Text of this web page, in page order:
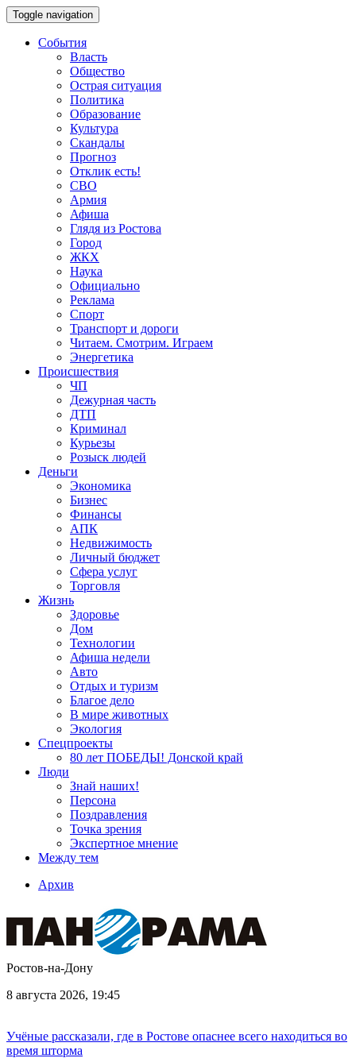
Toggle navigation
События
Власть
Общество
Острая ситуация
Политика
Образование
Культура
Скандалы
Прогноз
Отклик есть!
СВО
Армия
Афиша
Глядя из Ростова
Город
ЖКХ
Наука
Официально
Реклама
Спорт
Транспорт и дороги
Читаем. Смотрим. Играем
Энергетика
Происшествия
ЧП
Дежурная часть
ДТП
Криминал
Курьезы
Розыск людей
Деньги
Экономика
Бизнес
Финансы
АПК
Недвижимость
Личный бюджет
Сфера услуг
Торговля
Жизнь
Здоровье
Дом
Технологии
Афиша недели
Авто
Отдых и туризм
Благое дело
В мире животных
Экология
Спецпроекты
80 лет ПОБЕДЫ! Донской край
Люди
Знай наших!
Персона
Поздравления
Точка зрения
Экспертное мнение
Между тем
Архив
Ростов-на-Дону
8 августа 2026, 19:45
Учёные рассказали, где в Ростове опаснее всего находиться во
время шторма